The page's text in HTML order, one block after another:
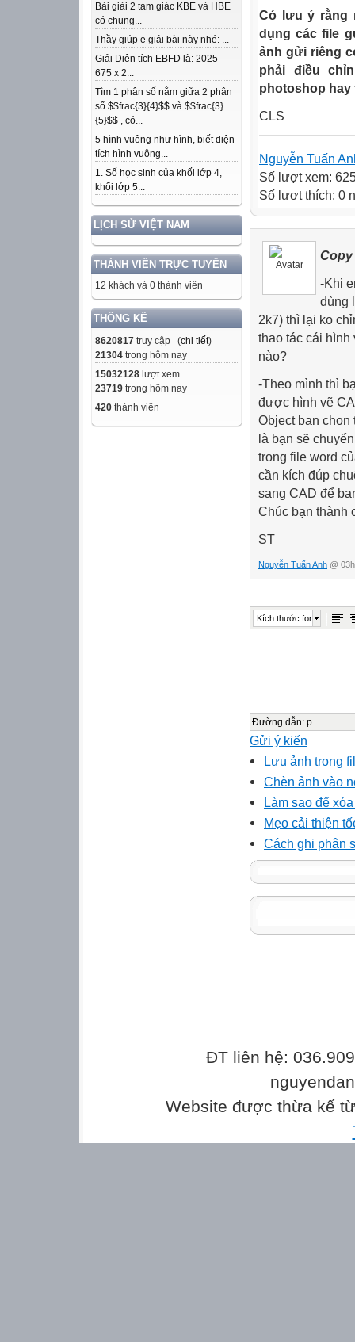
Bài giải 2 tam giác KBE và HBE
có chung...
Thầy giúp e giải bài này nhé: ...
Giải Diện tích EBFD là: 2025 -
675 x 2...
Tìm 1 phân số nằm giữa 2 phân
số $$frac{3}{4}$$ và $$frac{3}
{5}$$ , có...
5 hình vuông như hình, biết diện
tích hình vuông...
1. Số học sinh của khối lớp 4,
khối lớp 5...
LỊCH SỬ VIỆT NAM
THÀNH VIÊN TRỰC TUYẾN
12 khách và 0 thành viên
THỐNG KÊ
8620817 truy cập (chi tiết)
21304 trong hôm nay
15032128 lượt xem
23719 trong hôm nay
420 thành viên
Có lưu ý rằng
dụng các file
ảnh gửi riêng
phải điều
photoshop hay
CLS
Nguyễn Tuấn
Số lượt xem:
Số lượt thích: 0
Copy
-Khi
dùng
2k7) thì lại ko
thao tác cái hình
nào?
-Theo mình thì
được hình vẽ
Object bạn chọn
là bạn sẽ
trong file word
cần kích đúp
sang CAD để
Chúc bạn thành
ST
Nguyễn Tuấn Anh @
Kích thước font
Đường dẫn: p
Gửi ý kiến
Lưu ảnh trong
Chèn ảnh vào
Làm sao để
Mẹo cải thiện
Cách ghi phân
ĐT liên hệ:
Website được thừa kế